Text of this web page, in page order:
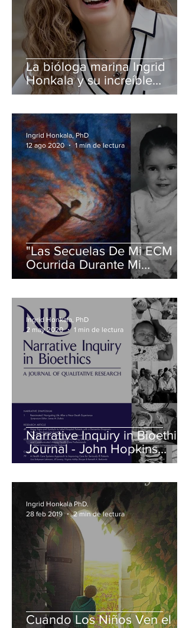
La bióloga marina Ingrid
Honkala y su increíble
conexión con los Seres de
"Las Secuelas De Mi ECM
Ocurrida Durante Mi
Infancia" en IANDS Boletín
Ingrid Honkala, PhD
12 ago 2020
1 min de lectura
Narrative Inquiry in Bioethics
Journal - John Hopkins
University Press
Ingrid Honkala, PhD
2 may 2020
1 min de lectura
Cuando Los Niños Ven el
Ingrid Honkala PhD.
28 feb 2019
2 min de lectura